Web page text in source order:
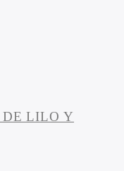
LILO Y